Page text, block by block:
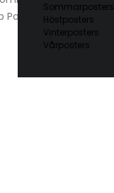
Sommarposters
Höstposters
Vinterposters
Vårposters